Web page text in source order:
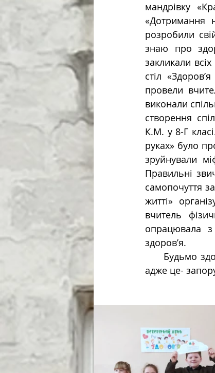
мандрівку
«Дотримання
розробили
знаю про
закликали
стіл
провели
виконали
створення
К.М. у 8-Г
руках» було
зруйнували
Правильні
самопочуття
житті»
вчитель
опрацювала з
здоров’я.
Будьмо
адже це-